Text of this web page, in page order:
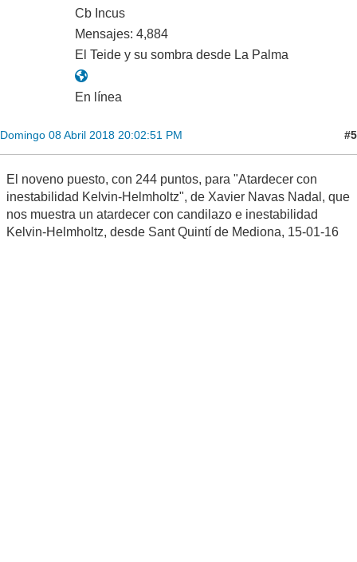
Cb Incus
Mensajes: 4,884
El Teide y su sombra desde La Palma
En línea
Domingo 08 Abril 2018 20:02:51 PM #5
El noveno puesto, con 244 puntos, para "Atardecer con
inestabilidad Kelvin-Helmholtz", de Xavier Navas Nadal, que
nos muestra un atardecer con candilazo e inestabilidad
Kelvin-Helmholtz, desde Sant Quintí de Mediona, 15-01-16